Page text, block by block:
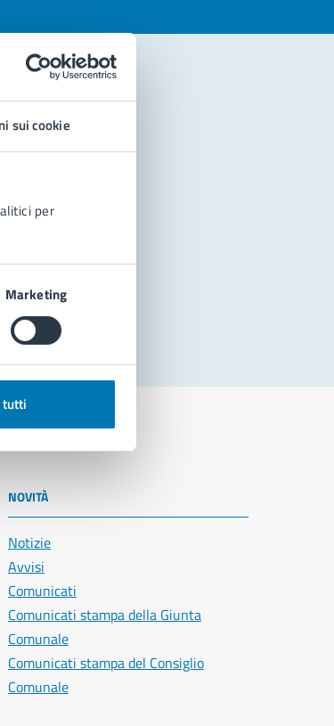
sui cookie
per
Marketing
tutti
NOVITÀ
Notizie
Avvisi
Comunicati
Comunicati stampa della Giunta
Comunale
Comunicati stampa del Consiglio
Comunale